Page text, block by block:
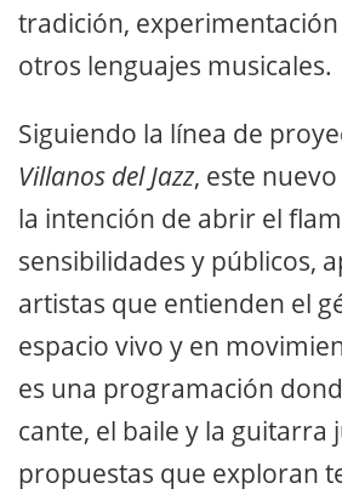
tradición,
otros lenguajes musicales.
Siguiendo la línea de
Villanos del Jazz, este
la intención de abrir el
sensibilidades y públicos,
artistas que entienden el
espacio vivo y en
es una programación
cante, el baile y la guitarra
propuestas que exploran